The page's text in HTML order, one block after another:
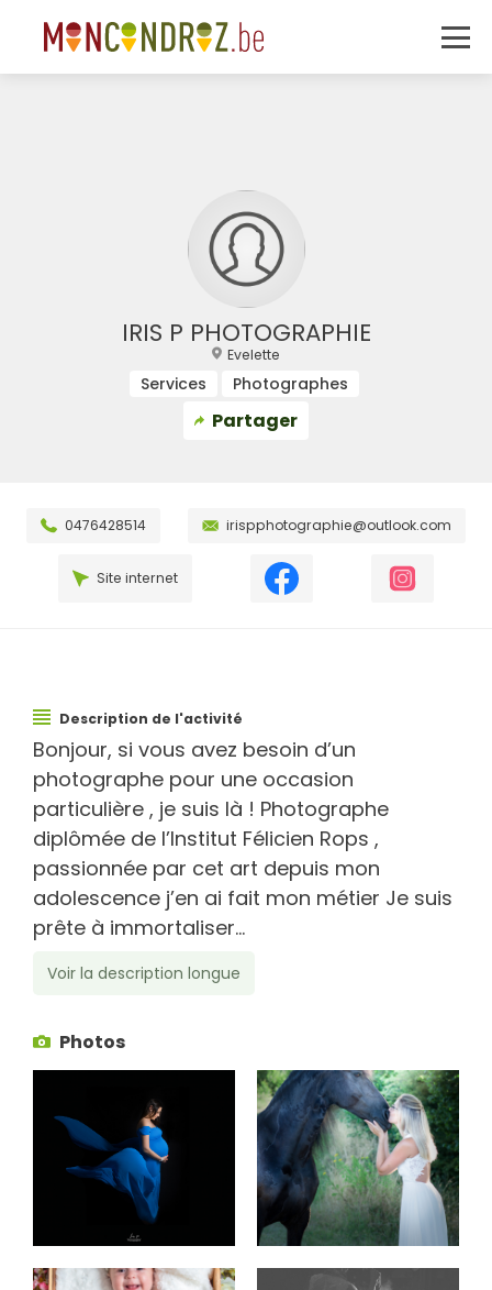
IRIS P PHOTOGRAPHIE
Evelette
Services Photographes
Partager
0476428514 irispphotographie@outlook.com
Site internet
Description de l'activité
Bonjour, si vous avez besoin d’un
photographe pour une occasion
particulière , je suis là ! Photographe
diplômée de l’Institut Félicien Rops ,
passionnée par cet art depuis mon
adolescence j’en ai fait mon métier Je suis
prête à immortaliser...
Voir la description longue
Photos